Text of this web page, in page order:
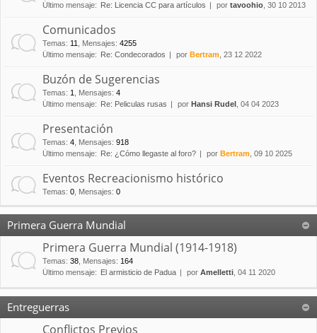
Último mensaje:
Re: Licencia CC para artículos por tavoohio , 30 10 2013
Comunicados
Temas: 11 Mensajes: 4255
Último mensaje:
Re: Condecorados por Bertram , 23 12 2022
Buzón de Sugerencias
Temas: 1 Mensajes: 4
Último mensaje:
Re: Peliculas rusas por Hansi Rudel , 04 04 2023
Presentación
Temas: 4 Mensajes: 918
Último mensaje:
Re: ¿Cómo llegaste al foro? por Bertram , 09 10 2025
Eventos Recreacionismo histórico
Temas: 0 Mensajes: 0
Primera Guerra Mundial
Primera Guerra Mundial (1914-1918)
Temas: 38 Mensajes: 164
Último mensaje:
El armisticio de Padua por Amelletti , 04 11 2020
Entreguerras
Conflictos Previos